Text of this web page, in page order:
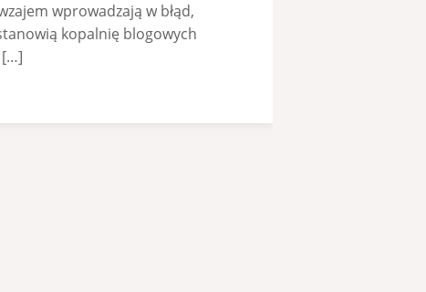
wprowadzają w błąd,
kopalnię blogowych
[…]